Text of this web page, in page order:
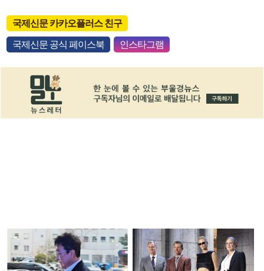
국제신문 카카오플러스 친구
국제신문 공식 페이스북 인스타그램